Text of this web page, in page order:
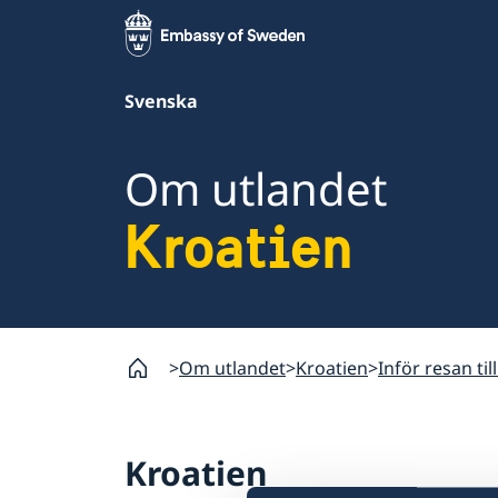
Svenska
Om utlandet
Kroatien
Om utlandet Kroatien Inför resan
Kroatien